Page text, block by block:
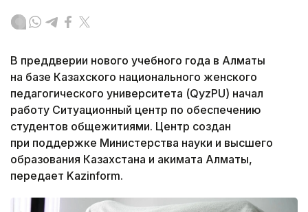
В преддверии нового учебного года в Алматы
на базе Казахского национального женского
педагогического университета (QyzPU) начал
работу Ситуационный центр по обеспечению
студентов общежитиями. Центр создан
при поддержке Министерства науки и высшего
образования Казахстана и акимата Алматы,
передает Kazinform.